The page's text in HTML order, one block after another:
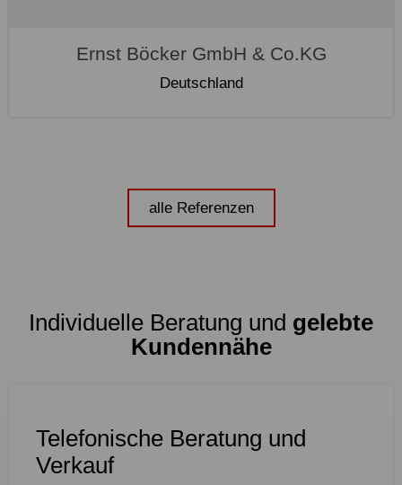
Ernst Böcker GmbH & Co.KG
Deutschland
alle Referenzen
Individuelle Beratung und gelebte
Kundennähe
Telefonische Beratung und
Verkauf